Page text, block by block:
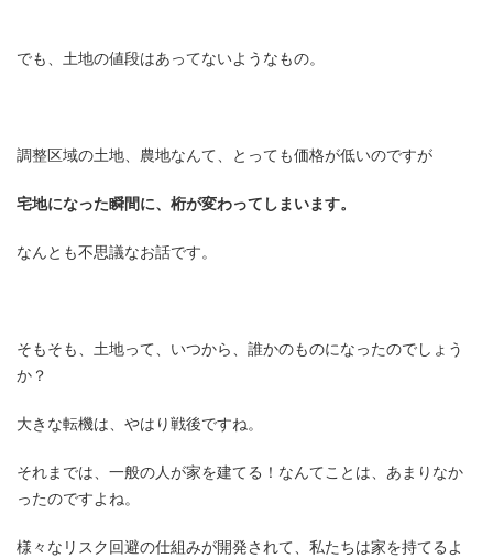
でも、土地の値段はあってないようなもの。
調整区域の土地、農地なんて、とっても価格が低いのですが
宅地になった瞬間に、桁が変わってしまいます。
なんとも不思議なお話です。
そもそも、土地って、いつから、誰かのものになったのでしょう
か？
大きな転機は、やはり戦後ですね。
それまでは、一般の人が家を建てる！なんてことは、あまりなか
ったのですよね。
様々なリスク回避の仕組みが開発されて、私たちは家を持てるよ